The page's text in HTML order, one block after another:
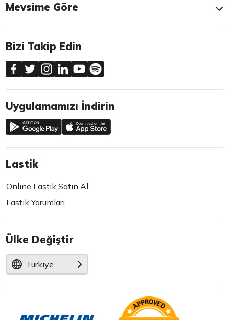
Mevsime Göre
Bizi Takip Edin
Uygulamamızı İndirin
Lastik
Online Lastik Satın Al
Lastik Yorumları
Ülke Değiştir
Türkiye